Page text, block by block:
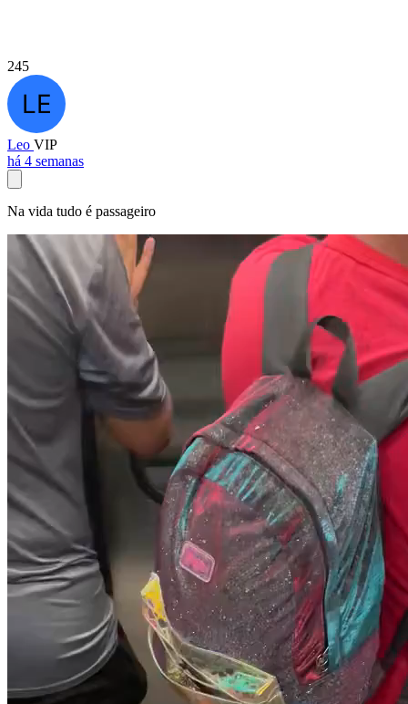
245
Leo VIP
há 4 semanas
Na vida tudo é passageiro